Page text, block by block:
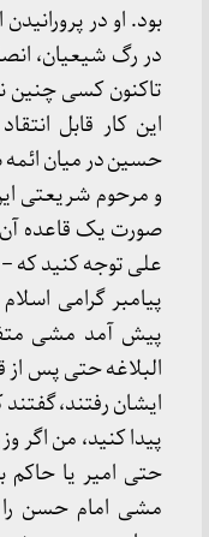
بود. او در
در رگ شیعیان،
تاکنون کسی چنین
این کار قابل
حسین در میان ائمه
و مرحوم شریعتی
صورت یک قاعده آن
علی توجه کنید که
پیامبر گرامی
پیش آمد مشی
البلاغه حتی پس از
ایشان رفتند، گفتند
پیدا کنید، من اگر
حتی امیر یا حاکم
مشی امام حسن را